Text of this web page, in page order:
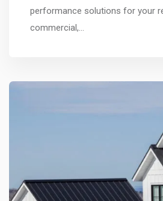
performance solutions for your
commercial,…